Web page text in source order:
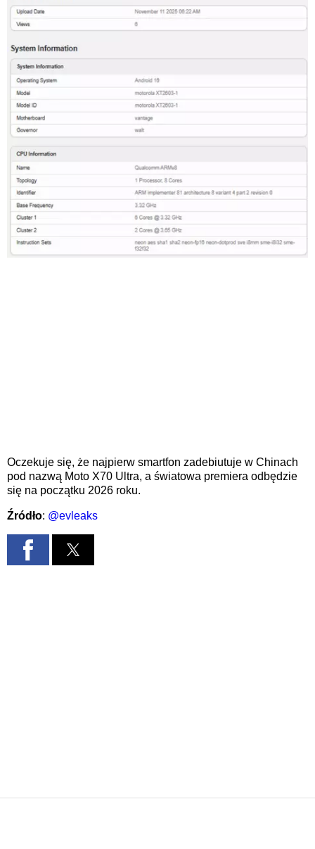
Oczekuje się, że najpierw smartfon zadebiutuje w Chinach
pod nazwą Moto X70 Ultra, a światowa premiera odbędzie
się na początku 2026 roku.
Źródło: @evleaks